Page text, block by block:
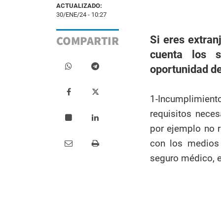
ACTUALIZADO:
30/ENE/24 - 10:27
COMPARTIR
Si eres
cuenta los
oportunidad
1-
requisitos
por ejemplo no
con los medios
seguro médico,